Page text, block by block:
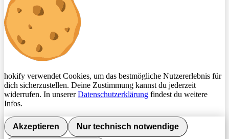
hokify verwendet Cookies, um das bestmögliche Nutzererlebnis für
dich sicherzustellen. Deine Zustimmung kannst du jederzeit
widerrufen. In unsererDatenschutzerklärung findest du weitere
Infos.
Akzeptieren Nur technisch notwendige